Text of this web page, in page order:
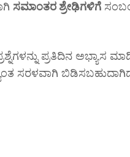
ಸಮಾಂತರ ಶ್ರೇಢಿಗಳಿಗೆ
ಪ್ರತಿದಿನ ಅಭ್ಯಾಸ
ಸರಳವಾಗಿ